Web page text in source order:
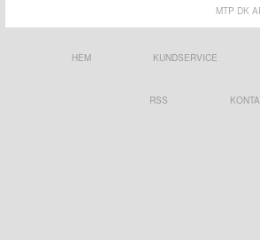
MTP DK
HEM KUNDSERVICE
RSS